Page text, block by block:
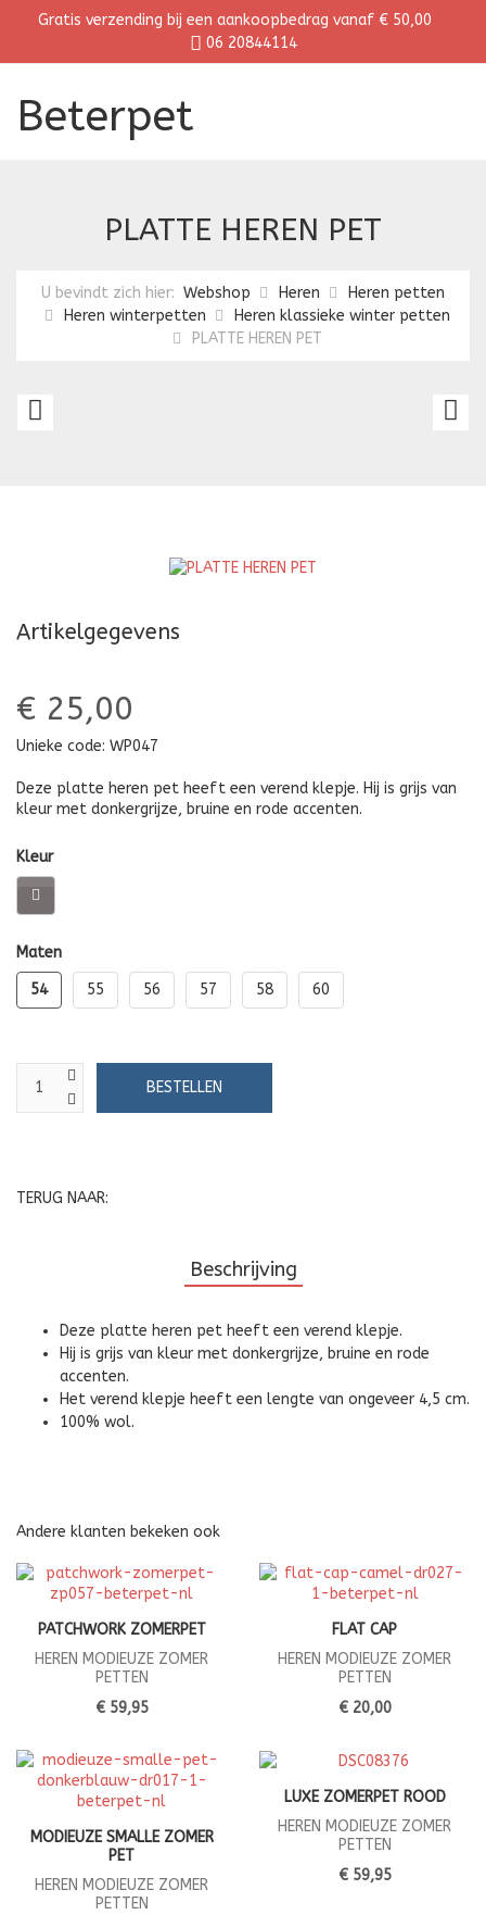
Gratis verzending bij een aankoopbedrag vanaf € 50,00
06 20844114
Beterpet
PLATTE HEREN PET
U bevindt zich hier: Webshop Heren
Heren petten
Heren winterpetten
Heren klassieke winter petten
PLATTE HEREN PET
Artikelgegevens
€ 25,00
Unieke code: WP047
Deze platte heren pet heeft een verend klepje. Hij is grijs van
kleur met donkergrijze, bruine en rode accenten.
Kleur
Maten
54
55 56 57 58 60
TERUG NAAR:
Beschrijving
Deze platte heren pet heeft een verend klepje.
Hij is grijs van kleur met donkergrijze, bruine en rode
accenten.
Het verend klepje heeft een lengte van ongeveer 4,5 cm.
100% wol.
Andere klanten bekeken ook
PATCHWORK ZOMERPET
HEREN MODIEUZE ZOMER
PETTEN
€ 59,95
FLAT CAP
HEREN MODIEUZE ZOMER
PETTEN
€ 20,00
MODIEUZE SMALLE ZOMER
PET
HEREN MODIEUZE ZOMER
PETTEN
LUXE ZOMERPET ROOD
HEREN MODIEUZE ZOMER
PETTEN
€ 59,95